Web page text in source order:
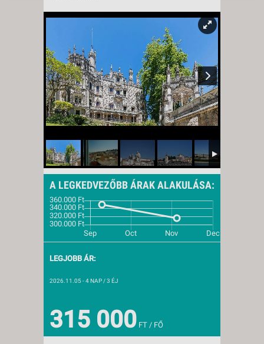
A LEGKEDVEZŐBB ÁRAK ALAKULÁSA:
LEGJOBB ÁR:
2026.11.05- 4 NAP / 3 ÉJ
315 000 FT / FŐ